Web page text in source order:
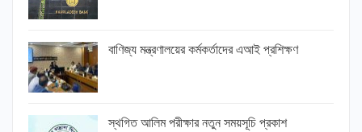
বাণিজ্য মন্ত্রণালয়ের কর্মকর্তাদের এআই প্রশিক্ষণ
স্থগিত আলিম পরীক্ষার নতুন সময়সূচি প্রকাশ